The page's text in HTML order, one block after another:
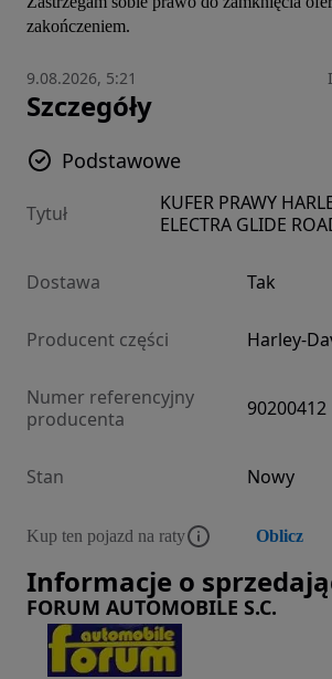
zakończeniem.
9.08.2026, 5:21
Szczegóły
Podstawowe
Tytuł
KUFER PRAWY
ELECTRA GLIDE
Dostawa Tak
Producent części Harley-
Numer referencyjny
producenta
90200412
Stan Nowy
Kup ten pojazd na raty Oblicz
Informacje o
FORUM AUTOMOBILE S.C.